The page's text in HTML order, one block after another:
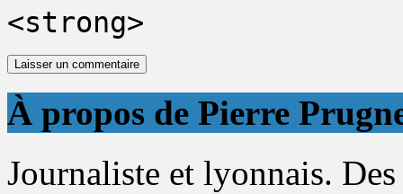
<strong>
À propos de Pierre
Journaliste et lyonnais.